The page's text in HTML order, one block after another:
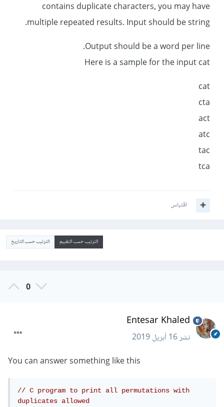
contains duplicate characters, you may have
multiple repeated results. Input should be string.
Output should be a word per line.
Here is a sample for the input cat
cat
cta
act
atc
tac
tca
اقتباس
الترتيب حسب التقييم الترتيب حسب التاريخ
0
Entesar Khaled
نشر16 أبريل 2019
You can answer something like this
// C program to print all permutations with
duplicates allowed